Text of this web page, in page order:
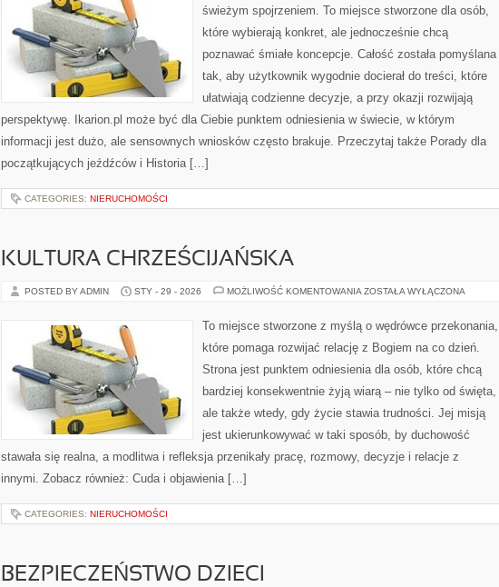
świeżym spojrzeniem. To miejsce stworzone dla osób,
które wybierają konkret, ale jednocześnie chcą
poznawać śmiałe koncepcje. Całość została pomyślana
tak, aby użytkownik wygodnie docierał do treści, które
ułatwiają codzienne decyzje, a przy okazji rozwijają
perspektywę. Ikarion.pl może być dla Ciebie punktem odniesienia w świecie, w którym
informacji jest dużo, ale sensownych wniosków często brakuje. Przeczytaj także Porady dla
początkujących jeźdźców i Historia […]
CATEGORIES: NIERUCHOMOŚCI
KULTURA CHRZEŚCIJAŃSKA
POSTED BY ADMIN STY - 29 - 2026 MOŻLIWOŚĆ KOMENTOWANIA KULTURA
ZOSTAŁA WYŁĄCZONA
To miejsce stworzone z myślą o wędrówce przekonania,
które pomaga rozwijać relację z Bogiem na co dzień.
Strona jest punktem odniesienia dla osób, które chcą
bardziej konsekwentnie żyją wiarą – nie tylko od święta,
ale także wtedy, gdy życie stawia trudności. Jej misją
jest ukierunkowywać w taki sposób, by duchowość
stawała się realna, a modlitwa i refleksja przenikały pracę, rozmowy, decyzje i relacje z
innymi. Zobacz również: Cuda i objawienia […]
CATEGORIES: NIERUCHOMOŚCI
BEZPIECZEŃSTWO DZIECI